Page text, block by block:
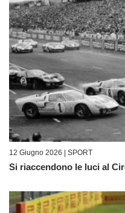
12 Giugno 2026 | SPORT
Si riaccendono le luci al